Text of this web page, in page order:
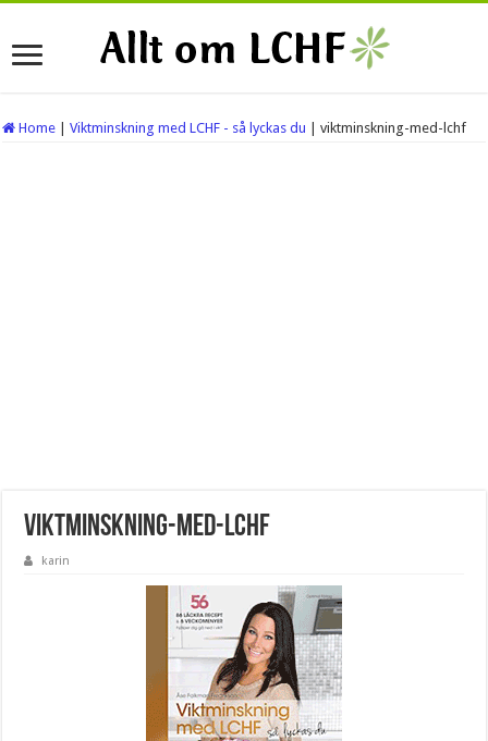
Home Viktminskning med LCHF - så lyckas du viktminskning-med-lchf
viktminskning-med-lchf
karin